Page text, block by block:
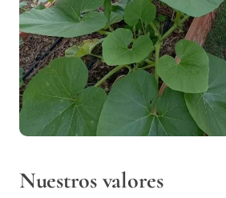
Nuestros valores